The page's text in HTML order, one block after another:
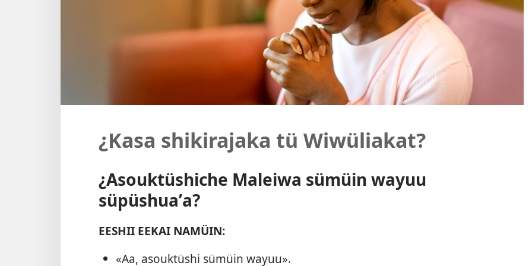
¿Kasa shikirajaka tü Wiwüliakat?
¿Asouktüshiche Maleiwa sümüin wayuu
süpüshuaʼa?
EESHII EEKAI NAMÜIN:
«Aa, asouktüshi sümüin wayuu».